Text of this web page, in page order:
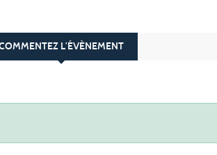
L’ÉVÈNEMENT